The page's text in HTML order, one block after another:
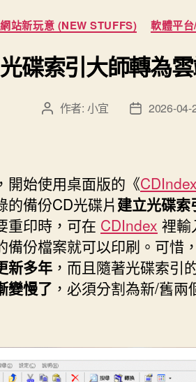
分
類
站新玩意 (NEW STUFFS) 軟體平
碟索引大師轉為
文 作者: 小宜
文
日
期
2026-04-
開始使用桌面版的《
的備份CD光碟片建立光碟索
重印時，可在 CDIndex 裡輸
備份檔案就可以印刷。可惜
新多年 ，而且隨著光碟索引
變慢了 ，必須分割為新/舊